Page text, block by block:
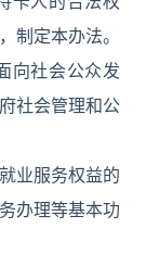
制定本办法。
向社会公众发
社会管理和公
业服务权益的
办理等基本功